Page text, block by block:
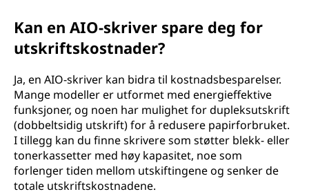
Kan en AIO-skriver spare deg for
utskriftskostnader?
Ja, en AIO-skriver kan bidra til kostnadsbesparelser.
Mange modeller er utformet med energieffektive
funksjoner, og noen har mulighet for dupleksutskrift
(dobbeltsidig utskrift) for å redusere papirforbruket.
I tillegg kan du finne skrivere som støtter blekk- eller
tonerkassetter med høy kapasitet, noe som
forlenger tiden mellom utskiftingene og senker de
totale utskriftskostnadene.